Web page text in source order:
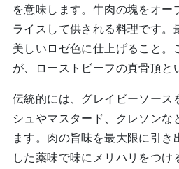
を意味します。牛肉の塊をオー
ライスして供される料理です。
美しいロゼ色に仕上げること。
が、ローストビーフの真骨頂と
伝統的には、グレイビーソース
シュやマスタード、クレソンな
ます。肉の旨味を最大限に引き
した薬味で味にメリハリをつ